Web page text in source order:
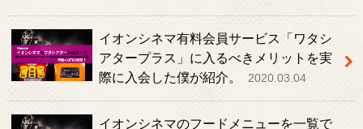
イオンシネマ有料会員サービス「ワタシ
アタープラス」に入るべきメリットを実
際に入会した僕が紹介。
2020.03.04
イオンシネマのフードメニューを一覧で